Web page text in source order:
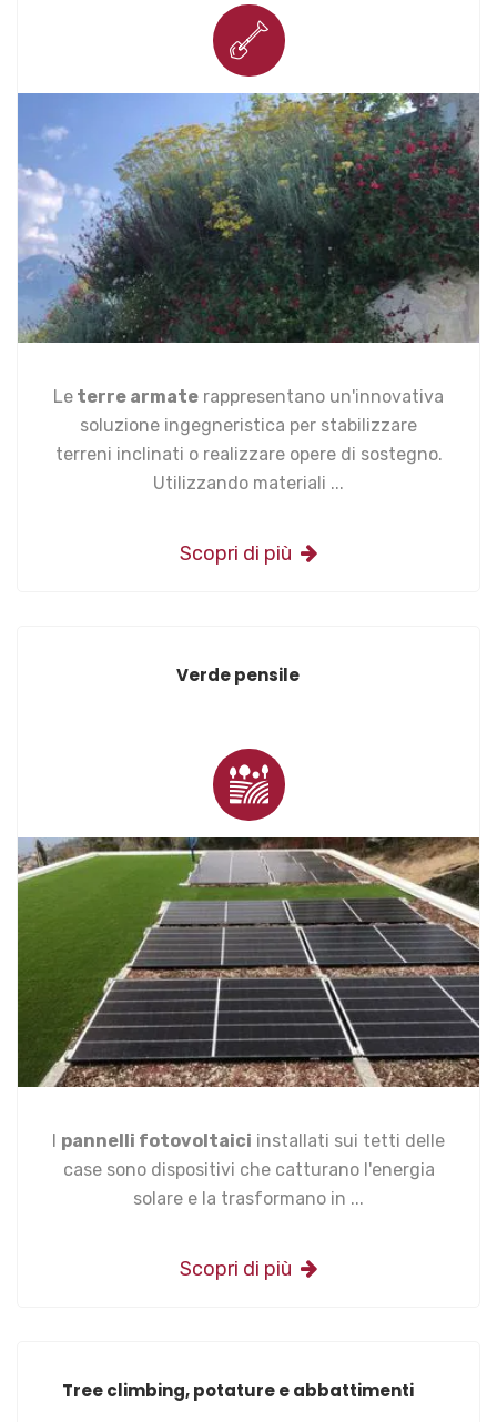
Le terre armate rappresentano un'innovativa
soluzione ingegneristica per stabilizzare
terreni inclinati o realizzare opere di sostegno.
Utilizzando materiali ...
Scopri di più
Verde pensile
pannelli fotovoltaici installati sui tetti delle
case sono dispositivi che catturano l'energia
solare e la trasformano in ...
Scopri di più
Tree climbing, potature e abbattimenti